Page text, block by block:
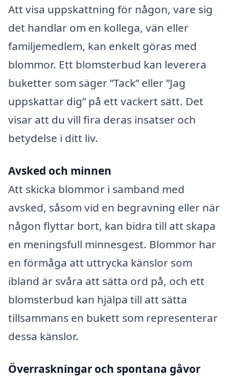
Att visa uppskattning för någon, vare sig
det handlar om en kollega, vän eller
familjemedlem, kan enkelt göras med
blommor. Ett blomsterbud kan leverera
buketter som säger ”Tack” eller ”Jag
uppskattar dig” på ett vackert sätt. Det
visar att du vill fira deras insatser och
betydelse i ditt liv.
Avsked och minnen
Att skicka blommor i samband med
avsked, såsom vid en begravning eller när
någon flyttar bort, kan bidra till att skapa
en meningsfull minnesgest. Blommor har
en förmåga att uttrycka känslor som
ibland är svåra att sätta ord på, och ett
blomsterbud kan hjälpa till att sätta
tillsammans en bukett som representerar
dessa känslor.
Överraskningar och spontana gåvor